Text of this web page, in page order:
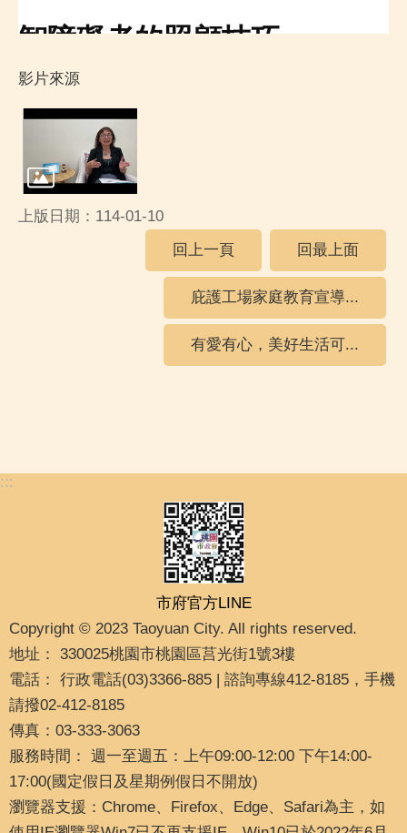
智障礙者的照顧技巧
影片來源
上版日期：114-01-10
回上一頁
回最上面
庇護工場家庭教育宣導...
有愛有心，美好生活可...
:::
市府官方LINE
Copyright © 2023 Taoyuan City. All rights reserved.
地址： 330025桃園市桃園區莒光街1號3樓
電話： 行政電話(03)3366-885 | 諮詢專線412-8185，手機
請撥02-412-8185
傳真：03-333-3063
服務時間： 週一至週五：上午09:00-12:00 下午14:00-
17:00(國定假日及星期例假日不開放)
瀏覽器支援：Chrome、Firefox、Edge、Safari為主，如